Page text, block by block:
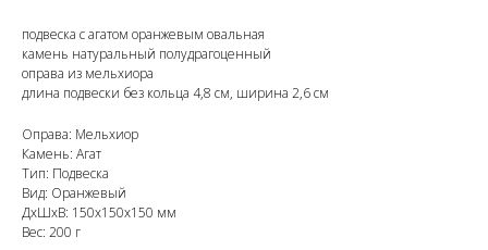
подвеска с агатом оранжевым овальная
камень натуральный полудрагоценный
оправа из мельхиора
длина подвески без кольца 4,8 см, ширина 2,6 см
Оправа: Мельхиор
Камень: Агат
Тип: Подвеска
Вид: Оранжевый
ДxШxВ: 150x150x150 мм
Вес: 200 г